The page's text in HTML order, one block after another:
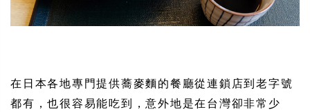
在日本各地專門提供蕎麥麵的餐廳從連鎖店到老字號
都有，也很容易能吃到，意外地是在台灣卻非常少